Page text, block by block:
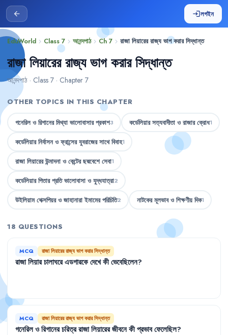
arrow_back loginলগইন
EduWorld chevron_right Class 7 chevron_right আনন্দপাঠchevron_right Ch 7 chevron_right রাজা লিয়ারের রাজ্য ভাগ করার সিদ্ধান্ত
রাজা লিয়ারের রাজ্য ভাগ করার সিদ্ধান্ত
আনন্দপাঠ · Class 7 · Chapter 7
OTHER TOPICS IN THIS CHAPTER
গনেরিল ও রিগানের মিথ্যা ভালোবাসার প্রকাশ3 কর্ডেলিয়ার সত্যবাদীতা ও রাজার ক্রোধ1
কর্ডেলিয়ার নির্বাসন ও ফ্রান্সের যুবরাজের সাথে বিবাহ1
রাজা লিয়ারের উন্মাদনা ও কেন্টের ছদ্মবেশে সেবা1
কর্ডেলিয়ার পিতার প্রতি ভালোবাসা ও যুদ্ধযাত্রা2
উইলিয়াম শেক্সপিয়র ও জাহানারা ইমামের পরিচিতি2 নাটকের মূলভাব ও শিক্ষণীয় দিক1
18 QUESTIONS
MCQ রাজা লিয়ারের রাজ্য ভাগ করার সিদ্ধান্ত
রাজালিয়ারচালাঘরেএডগারকেদেখেকীভেবেছিলেন?
MCQ রাজা লিয়ারের রাজ্য ভাগ করার সিদ্ধান্ত
গনেরিলওরিগানেরচরিত্ররাজালিয়ারেরজীবনেকীপ্রভাবফেলেছিল?